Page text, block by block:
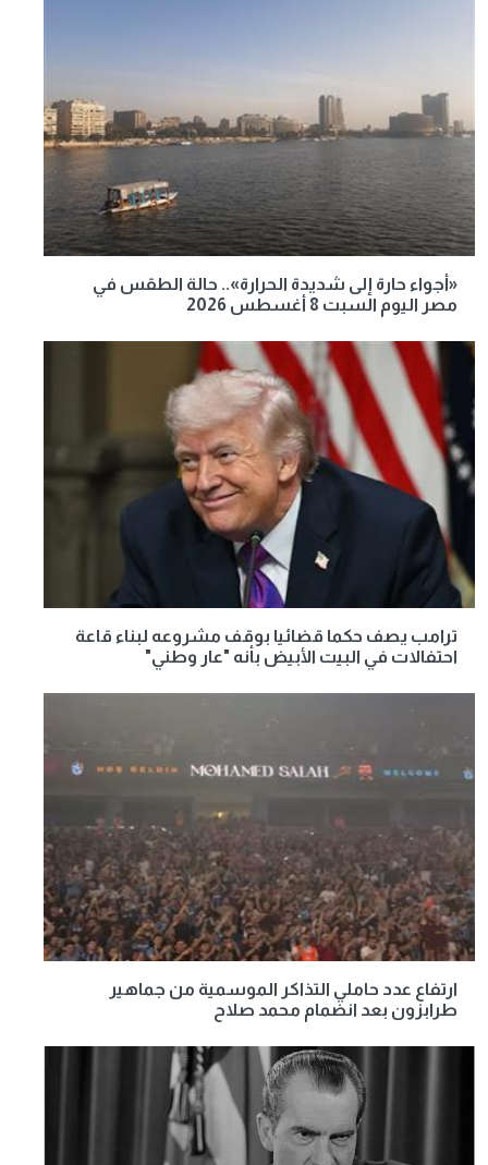
«أجواء حارة إلى شديدة الحرارة».. حالة الطقس في
مصر اليوم السبت 8 أغسطس 2026
ترامب يصف حكما قضائيا بوقف مشروعه لبناء قاعة
احتفالات في البيت الأبيض بأنه "عار وطني"
ارتفاع عدد حاملي التذاكر الموسمية من جماهير
طرابزون بعد انضمام محمد صلاح